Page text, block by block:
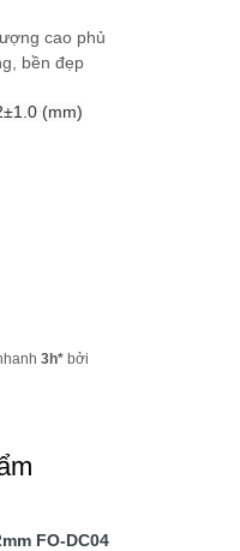
cao phủ
bền đẹp
(mm)
3h* bởi
FO-DC04